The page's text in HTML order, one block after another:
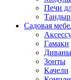
Печи
Садовая
Гамаки
Диваны
Зонты
Качели